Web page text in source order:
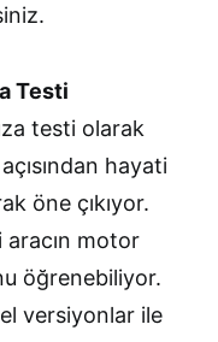
Testi
testi olarak
hayati
öne çıkıyor.
aracın motor
öğrenebiliyor.
versiyonlar ile